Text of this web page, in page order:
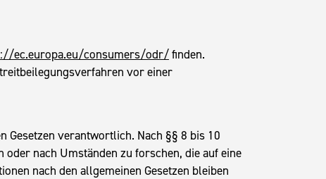
ec.europa.eu/consumers/odr/finden.
vor einer
Gesetzen verantwortlich. Nach §§ 8 bis 10
nach Umständen zu forschen, die auf eine
nach den allgemeinen Gesetzen bleiben